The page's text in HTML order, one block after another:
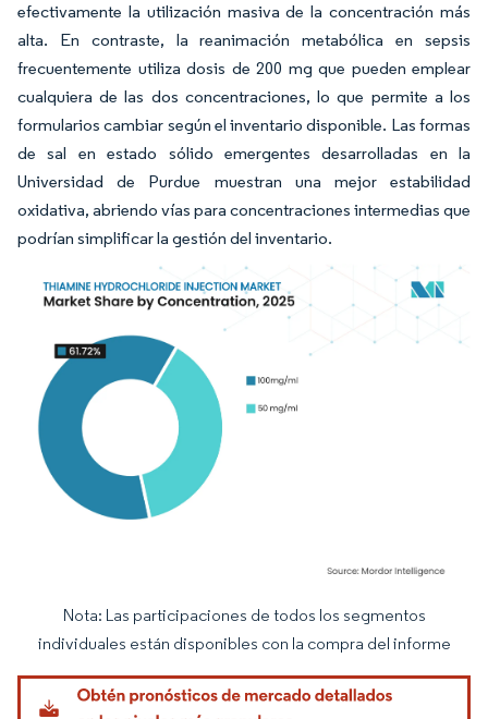
efectivamente la utilización masiva de la concentración más
alta. En contraste, la reanimación metabólica en sepsis
frecuentemente utiliza dosis de 200 mg que pueden emplear
cualquiera de las dos concentraciones, lo que permite a los
formularios cambiar según el inventario disponible. Las formas
de sal en estado sólido emergentes desarrolladas en la
Universidad de Purdue muestran una mejor estabilidad
oxidativa, abriendo vías para concentraciones intermedias que
podrían simplificar la gestión del inventario.
Imagen © Mordor Intelligence. El uso requiere atribución según CC BY 4.0.
Nota: Las participaciones de todos los segmentos
individuales están disponibles con la compra del informe